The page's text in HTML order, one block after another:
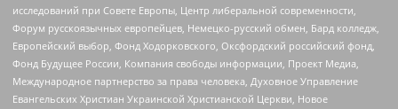
исследований при Совете Европы, Центр либеральной современности,
Форум русскоязычных европейцев, Немецко-русский обмен, Бард колледж,
Европейский выбор, Фонд Ходорковского, Оксфордский российский фонд,
Фонд Будущее России, Компания свободы информации, Проект Медиа,
Международное партнерство за права человека, Духовное Управление
Евангельских Христиан Украинской Христианской Церкви, Новое